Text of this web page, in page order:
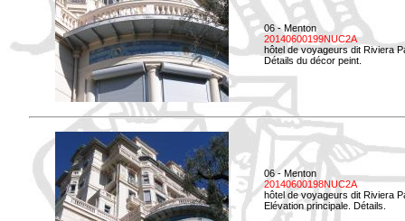
06 - Menton
20140600199NUC2A
hôtel de voyageurs dit Riviera
Détails du décor peint.
06 - Menton
20140600198NUC2A
hôtel de voyageurs dit Riviera
Elévation principale. Détails.